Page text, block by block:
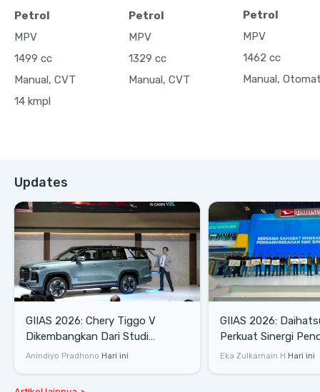
Petrol
MPV
1499 cc
Manual, CVT
14 kmpl
Petrol
MPV
1329 cc
Manual, CVT
Petrol
MPV
1462 cc
Manual,
Updates
GIIAS 2026: Chery Tiggo V
Dikembangkan Dari Studi
Komprehensif di Indonesia
Anindiyo Pradhono Hari ini
GIIAS 2026:
Perkuat Sinergi
Industri Otomotif
Eka Zulkarnain H Hari ini